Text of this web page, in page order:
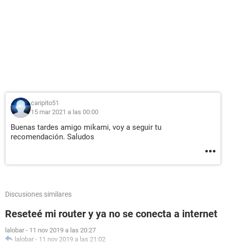
caripito51
15 mar 2021 a las 00:00
Buenas tardes amigo mikami, voy a seguir tu
recomendación. Saludos
Discusiones similares
Reseteé mi router y ya no se conecta a internet
lalobar - 11 nov 2019 a las 20:27
lalobar - 11 nov 2019 a las 21:02